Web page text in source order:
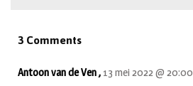
3 Comments
Antoon van de Ven , 13 mei 2022 @ 20:00